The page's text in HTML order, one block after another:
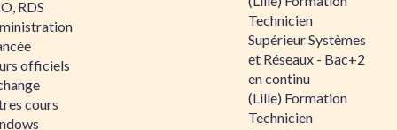
RDS
officiels
cours
Technicien
Supérieur Systèmes
et Réseaux - Bac+2
en continu
(Lille) Formation
Technicien